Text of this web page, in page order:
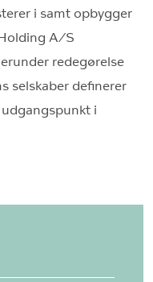
i samt opbygger
A/S
redegørelse
selskaber definerer
i